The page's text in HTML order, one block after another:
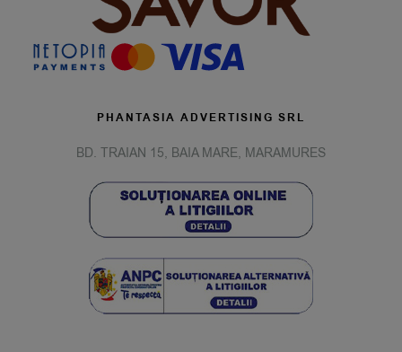
PHANTASIA ADVERTISING SRL
BD. TRAIAN 15, BAIA MARE, MARAMURES